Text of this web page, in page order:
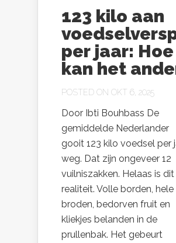
123 kilo aan
per jaar: Hoe
kan het
POSTED ON OKT 6, 2025
Door Ibti Bouhbass De
gemiddelde Nederlander
gooit 123 kilo voedsel per
weg. Dat zijn ongeveer 12
vuilniszakken. Helaas is
realiteit. Volle borden, hele
broden, bedorven fruit en
kliekjes belanden in de
prullenbak. Het gebeurt